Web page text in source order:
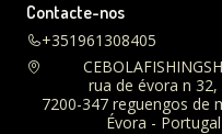
Contacte-nos
+351961308405
rua de évora n 32,
7200-347 reguengos de
Évora - Portugal